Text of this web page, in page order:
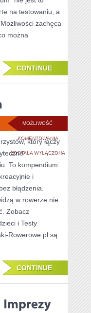
na testowaniu, a
zachęca
można
CONTINUE
MOŻLIWOŚĆ
KOMENTOWANIAKOBIETY
NA
ROWERACH
ZOSTAŁA WYŁĄCZONA
który łączy
To kompendium
i
błądzenia.
w rowerze nie
Zobacz
i Testy
Rowerowe.pl są
CONTINUE